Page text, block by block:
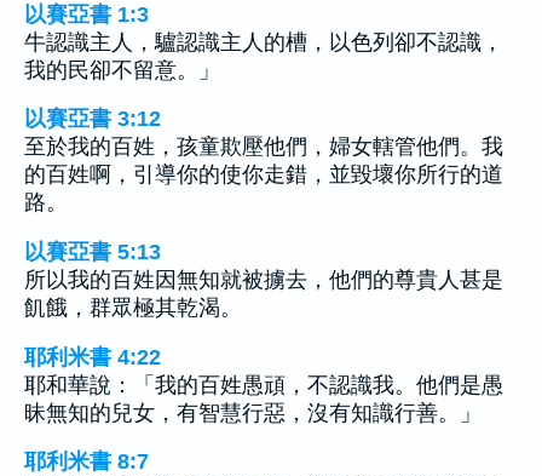
以賽亞書 1:3
牛認識主人，驢認識主人的槽，以色列卻不認識，
我的民卻不留意。」
以賽亞書 3:12
至於我的百姓，孩童欺壓他們，婦女轄管他們。我
的百姓啊，引導你的使你走錯，並毀壞你所行的道
路。
以賽亞書 5:13
所以我的百姓因無知就被擄去，他們的尊貴人甚是
飢餓，群眾極其乾渴。
耶利米書 4:22
耶和華說：「我的百姓愚頑，不認識我。他們是愚
昧無知的兒女，有智慧行惡，沒有知識行善。」
耶利米書 8:7